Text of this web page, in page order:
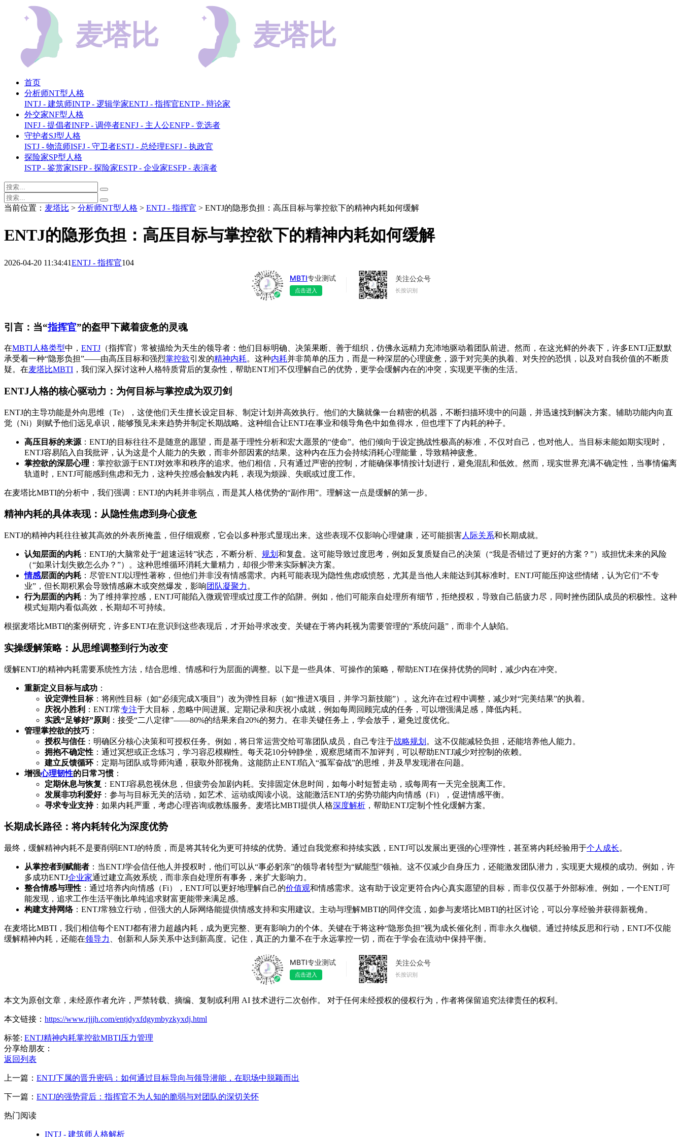
首页
分析师NT型人格
INTJ - 建筑师INTP - 逻辑学家ENTJ - 指挥官ENTP - 辩论家
外交家NF型人格
INFJ - 提倡者INFP - 调停者ENFJ - 主人公ENFP - 竞选者
守护者SJ型人格
ISTJ - 物流师ISFJ - 守卫者ESTJ - 总经理ESFJ - 执政官
探险家SP型人格
ISTP - 鉴赏家ISFP - 探险家ESTP - 企业家ESFP - 表演者
当前位置： 麦塔比 > 分析师NT型人格 > ENTJ - 指挥官 > ENTJ的隐形负担：高压目标与掌控欲下的精神内耗如何缓解
ENTJ的隐形负担：高压目标与掌控欲下的精神内耗如何缓解
2026-04-20 11:34:41ENTJ - 指挥官104
MBTI专业测试
点击进入
关注公众号
长按识别
引言：当“指挥官”的盔甲下藏着疲惫的灵魂
在MBTI人格类型中， ENTJ （指挥官）常被描绘为天生的领导者：他们目标明确、决策果断、善于组织，仿佛永远精力充沛地驱动着团队前进。然而，在这光鲜的外表下，许多ENTJ正默默
承受着一种“隐形负担”——由高压目标和强烈掌控欲引发的精神内耗。这种内耗并非简单的压力，而是一种深层的心理疲惫，源于对完美的执着、对失控的恐惧，以及对自我价值的不断质
疑。在麦塔比MBTI ，我们深入探讨这种人格特质背后的复杂性，帮助ENTJ们不仅理解自己的优势，更学会缓解内在的冲突，实现更平衡的生活。
ENTJ人格的核心驱动力：为何目标与掌控成为双刃剑
ENTJ的主导功能是外向思维（Te），这使他们天生擅长设定目标、制定计划并高效执行。他们的大脑就像一台精密的机器，不断扫描环境中的问题，并迅速找到解决方案。辅助功能内向直
觉（Ni）则赋予他们远见卓识，能够预见未来趋势并制定长期战略。这种组合让ENTJ在事业和领导角色中如鱼得水，但也埋下了内耗的种子。
高压目标的来源 ：ENTJ的目标往往不是随意的愿望，而是基于理性分析和宏大愿景的“使命”。他们倾向于设定挑战性极高的标准，不仅对自己，也对他人。当目标未能如期实现时，
ENTJ容易陷入自我批评，认为这是个人能力的失败，而非外部因素的结果。这种内在压力会持续消耗心理能量，导致精神疲惫。
掌控欲的深层心理 ：掌控欲源于ENTJ对效率和秩序的追求。他们相信，只有通过严密的控制，才能确保事情按计划进行，避免混乱和低效。然而，现实世界充满不确定性，当事情偏离
轨道时，ENTJ可能感到焦虑和无力，这种失控感会触发内耗，表现为烦躁、失眠或过度工作。
在麦塔比MBTI的分析中，我们强调：ENTJ的内耗并非弱点，而是其人格优势的“副作用”。理解这一点是缓解的第一步。
精神内耗的具体表现：从隐性焦虑到身心疲惫
ENTJ的精神内耗往往被其高效的外表所掩盖，但仔细观察，它会以多种形式显现出来。这些表现不仅影响心理健康，还可能损害人际关系和长期成就。
认知层面的内耗 ：ENTJ的大脑常处于“超速运转”状态，不断分析、 规划 和复盘。这可能导致过度思考，例如反复质疑自己的决策（“我是否错过了更好的方案？”）或担忧未来的风险
（“如果计划失败怎么办？”）。这种思维循环消耗大量精力，却很少带来实际解决方案。
情感层面的内耗 ：尽管ENTJ以理性著称，但他们并非没有情感需求。内耗可能表现为隐性焦虑或愤怒，尤其是当他人未能达到其标准时。ENTJ可能压抑这些情绪，认为它们“不专
业”，但长期积累会导致情感麻木或突然爆发，影响团队凝聚力 。
行为层面的内耗 ：为了维持掌控感，ENTJ可能陷入微观管理或过度工作的陷阱。例如，他们可能亲自处理所有细节，拒绝授权，导致自己筋疲力尽，同时挫伤团队成员的积极性。这种
模式短期内看似高效，长期却不可持续。
根据麦塔比MBTI的案例研究，许多ENTJ在意识到这些表现后，才开始寻求改变。关键在于将内耗视为需要管理的“系统问题”，而非个人缺陷。
实操缓解策略：从思维调整到行为改变
缓解ENTJ的精神内耗需要系统性方法，结合思维、情感和行为层面的调整。以下是一些具体、可操作的策略，帮助ENTJ在保持优势的同时，减少内在冲突。
重新定义目标与成功 ：
设定弹性目标：将刚性目标（如“必须完成X项目”）改为弹性目标（如“推进X项目，并学习新技能”）。这允许在过程中调整，减少对“完美结果”的执着。
庆祝小胜利 ：ENTJ常专注于大目标，忽略中间进展。定期记录和庆祝小成就，例如每周回顾完成的任务，可以增强满足感，降低内耗。
实践“足够好”原则 ：接受“二八定律”——80%的结果来自20%的努力。在非关键任务上，学会放手，避免过度优化。
管理掌控欲的技巧 ：
授权与信任：明确区分核心决策和可授权任务。例如，将日常运营交给可靠团队成员，自己专注于战略规划 。这不仅能减轻负担，还能培养他人能力。
拥抱不确定性 ：通过冥想或正念练习，学习容忍模糊性。每天花10分钟静坐，观察思绪而不加评判，可以帮助ENTJ减少对控制的依赖。
建立反馈循环 ：定期与团队或导师沟通，获取外部视角。这能防止ENTJ陷入“孤军奋战”的思维，并及早发现潜在问题。
增强心理韧性的日常习惯：
定期休息与恢复 ：ENTJ容易忽视休息，但疲劳会加剧内耗。安排固定休息时间，如每小时短暂走动，或每周有一天完全脱离工作。
发展非功利爱好：参与与目标无关的活动，如艺术、运动或阅读小说。这能激活ENTJ的劣势功能内向情感（Fi），促进情感平衡。
寻求专业支持：如果内耗严重，考虑心理咨询或教练服务。麦塔比MBTI提供人格深度解析 ，帮助ENTJ定制个性化缓解方案。
长期成长路径：将内耗转化为深度优势
最终，缓解精神内耗不是要削弱ENTJ的特质，而是将其转化为更可持续的优势。通过自我觉察和持续实践，ENTJ可以发展出更强的心理弹性，甚至将内耗经验用于个人成长。
从掌控者到赋能者 ：当ENTJ学会信任他人并授权时，他们可以从“事必躬亲”的领导者转型为“赋能型”领袖。这不仅减少自身压力，还能激发团队潜力，实现更大规模的成功。例如，许
多成功ENTJ企业家通过建立高效系统，而非亲自处理所有事务，来扩大影响力。
整合情感与理性 ：通过培养内向情感（Fi），ENTJ可以更好地理解自己的价值观和情感需求。这有助于设定更符合内心真实愿望的目标，而非仅仅基于外部标准。例如，一个ENTJ可
能发现，追求工作生活平衡比单纯追求财富更能带来满足感。
构建支持网络：ENTJ常独立行动，但强大的人际网络能提供情感支持和实用建议。主动与理解MBTI的同伴交流，如参与麦塔比MBTI的社区讨论，可以分享经验并获得新视角。
在麦塔比MBTI，我们相信每个ENTJ都有潜力超越内耗，成为更完整、更有影响力的个体。关键在于将这种“隐形负担”视为成长催化剂，而非永久枷锁。通过持续反思和行动，ENTJ不仅能
缓解精神内耗，还能在领导力 、创新和人际关系中达到新高度。记住，真正的力量不在于永远掌控一切，而在于学会在流动中保持平衡。
MBTI专业测试
点击进入
关注公众号
长按识别
本文为原创文章，未经原作者允许，严禁转载、摘编、复制或利用 AI 技术进行二次创作。 对于任何未经授权的侵权行为，作者将保留追究法律责任的权利。
本文链接： https://www.rjjjh.com/entjdyxfdgymbyzkyxdj.html
标签: ENTJ精神内耗掌控欲MBTI压力管理
分享给朋友：
返回列表
上一篇： ENTJ下属的晋升密码：如何通过目标导向与领导潜能，在职场中脱颖而出
下一篇： ENTJ的强势背后：指挥官不为人知的脆弱与对团队的深切关怀
热门阅读
INTJ - 建筑师人格解析